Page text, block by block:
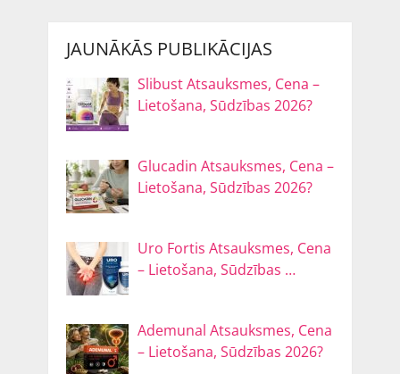
JAUNĀKĀS PUBLIKĀCIJAS
Slibust Atsauksmes, Cena –
Lietošana, Sūdzības 2026?
Glucadin Atsauksmes, Cena –
Lietošana, Sūdzības 2026?
Uro Fortis Atsauksmes, Cena
– Lietošana, Sūdzības …
Ademunal Atsauksmes, Cena
– Lietošana, Sūdzības 2026?